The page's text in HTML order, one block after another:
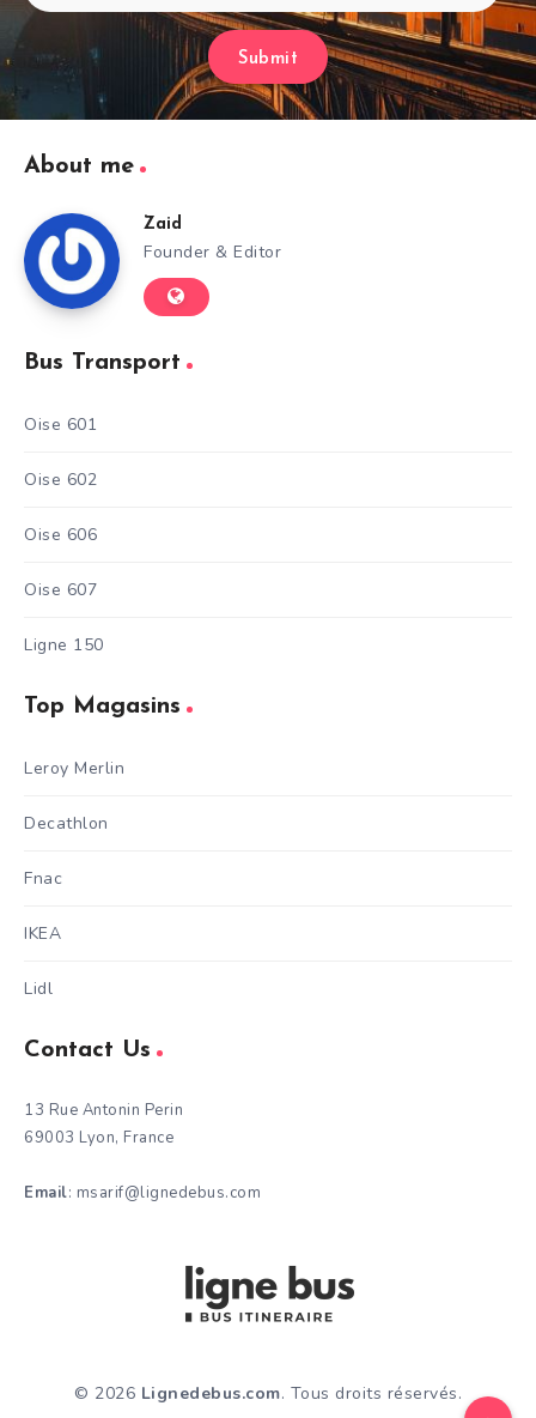
Submit
About me
Zaid
Founder & Editor
Bus Transport
Oise 601
Oise 602
Oise 606
Oise 607
Ligne 150
Top Magasins
Leroy Merlin
Decathlon
Fnac
IKEA
Lidl
Contact Us
13 Rue Antonin Perin
69003 Lyon, France
Email: msarif@lignedebus.com
© 2026 Lignedebus.com. Tous droits réservés.